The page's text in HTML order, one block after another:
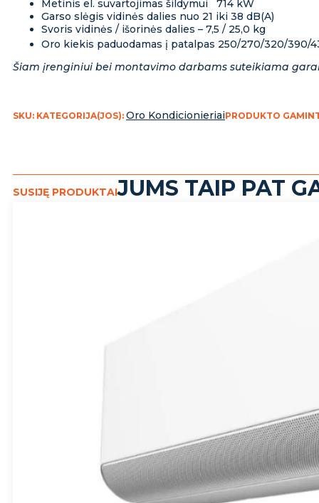
Metinis el. suvartojimas šildymui 714 kW
Garso slėgis vidinės dalies nuo 21 iki 38 dB(A)
Svoris vidinės / išorinės dalies – 7,5 / 25,0 kg
Oro kiekis paduodamas į patalpas 250/270/320/390/
Šiam įrenginiui bei montavimo darbams suteikiama
SKU: KATEGORIJA(JOS): Oro KondicionieriaiPRODUKTO
SUSIJĘ PRODUKTAIJUMS TAIP PAT